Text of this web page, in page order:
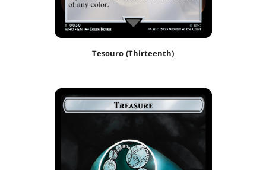
Tesouro (Thirteenth)